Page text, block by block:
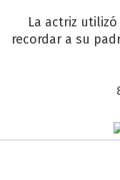
La actriz
recordar a su